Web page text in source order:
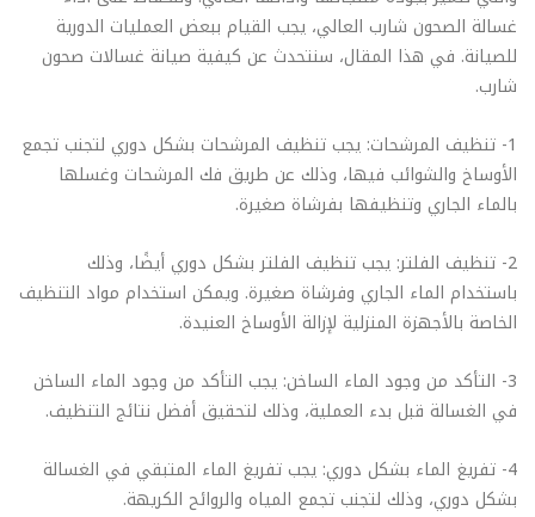
غسالة الصحون شارب العالي، يجب القيام ببعض العمليات الدورية
للصيانة. في هذا المقال، سنتحدث عن كيفية صيانة غسالات صحون
شارب.
1- تنظيف المرشحات: يجب تنظيف المرشحات بشكل دوري لتجنب تجمع
الأوساخ والشوائب فيها، وذلك عن طريق فك المرشحات وغسلها
بالماء الجاري وتنظيفها بفرشاة صغيرة.
2- تنظيف الفلتر: يجب تنظيف الفلتر بشكل دوري أيضًا، وذلك
باستخدام الماء الجاري وفرشاة صغيرة. ويمكن استخدام مواد التنظيف
الخاصة بالأجهزة المنزلية لإزالة الأوساخ العنيدة.
3- التأكد من وجود الماء الساخن: يجب التأكد من وجود الماء الساخن
في الغسالة قبل بدء العملية، وذلك لتحقيق أفضل نتائج التنظيف.
4- تفريغ الماء بشكل دوري: يجب تفريغ الماء المتبقي في الغسالة
بشكل دوري، وذلك لتجنب تجمع المياه والروائح الكريهة.